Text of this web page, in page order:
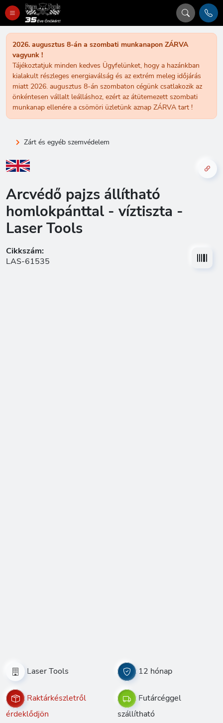
2026. augusztus 8-án a szombati munkanapon ZÁRVA
vagyunk !
Tájékoztatjuk minden kedves Ügyfelünket, hogy a hazánkban
kialakult részleges energiaválság és az extrém meleg időjárás
miatt 2026. augusztus 8-án szombaton cégünk csatlakozik az
önkéntesen vállalt leálláshoz, ezért az átütemezett szombati
munkanap ellenére a csömöri üzletünk aznap ZÁRVA tart !
Zárt és egyéb szemvédelem
Arcvédő pajzs állítható
homlokpánttal - víztiszta -
Laser Tools
Cikkszám:
LAS-61535
Laser Tools 12 hónap
Raktárkészletről
érdeklődjön
Futárcéggel
szállítható